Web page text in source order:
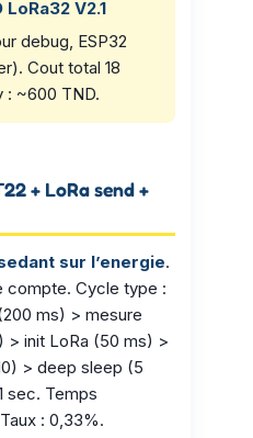
V2.1
debug, ESP32
Cout total 18
: ~600 TND.
+ LoRa send +
sur l’energie.
compte. Cycle type :
ms) > mesure
> init LoRa (50 ms) >
> deep sleep (5
sec. Temps
: 0,33%.